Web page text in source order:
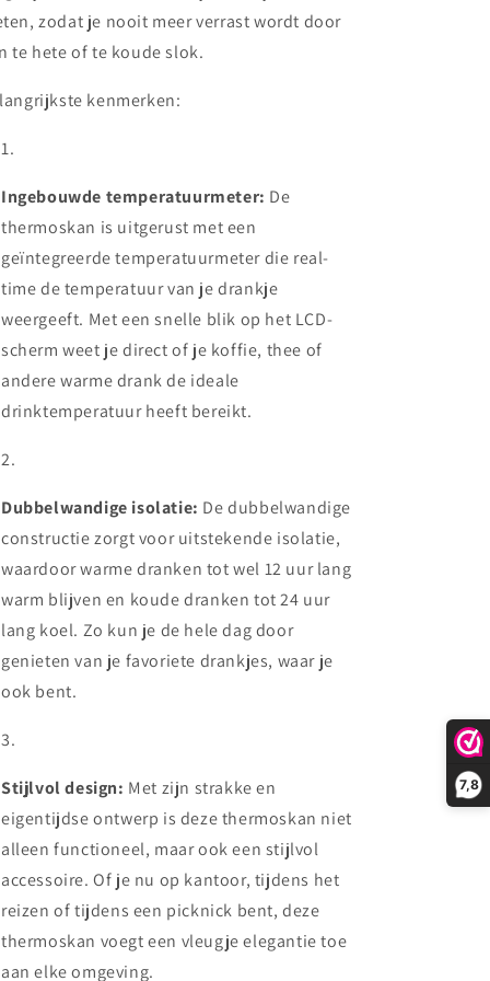
7,8
zodat je nooit meer verrast wordt door
te hete of te koude slok.
kenmerken:
Ingebouwde temperatuurmeter: De
thermoskan is uitgerust met een
geïntegreerde temperatuurmeter die real-
time de temperatuur van je drankje
weergeeft. Met een snelle blik op het LCD-
scherm weet je direct of je koffie, thee of
andere warme drank de ideale
drinktemperatuur heeft bereikt.
Dubbelwandige isolatie: De dubbelwandige
constructie zorgt voor uitstekende isolatie,
waardoor warme dranken tot wel 12 uur lang
warm blijven en koude dranken tot 24 uur
lang koel. Zo kun je de hele dag door
genieten van je favoriete drankjes, waar je
ook bent.
Stijlvol design: Met zijn strakke en
eigentijdse ontwerp is deze thermoskan niet
alleen functioneel, maar ook een stijlvol
accessoire. Of je nu op kantoor, tijdens het
reizen of tijdens een picknick bent, deze
thermoskan voegt een vleugje elegantie toe
aan elke omgeving.